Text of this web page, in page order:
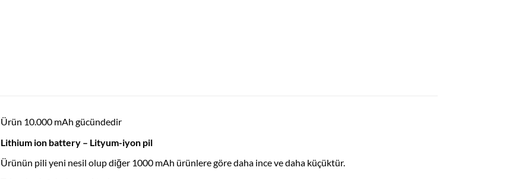
Ürün 10.000 mAh gücündedir
Lithium ion battery – Lityum-iyon pil
Ürünün pili yeni nesil olup diğer 1000 mAh ürünlere göre daha ince ve daha küçüktür.